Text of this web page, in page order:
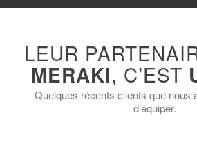
LEUR
MERAKI, C’EST
Quelques récents clients que nous
d’équiper.